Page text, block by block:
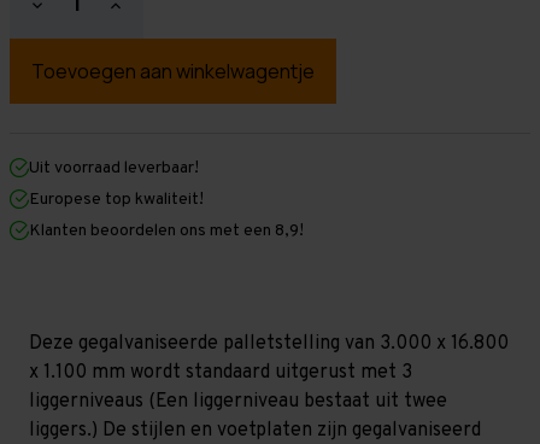
Hoeveelheid
verlagen
Palletstelling
mm
mm
x
1.100
mm
-
Zwaar
-
T100
Hoeveelheid
verhogen
Palletstelling
mm
mm
1.100
mm
-
Zwaar
-
T100
Uit voorraad leverbaar!
Europese top kwaliteit!
Klanten beoordelen ons met een 8,9!
Deze gegalvaniseerde palletstelling van 3.000 x 16.800
x 1.100 mm wordt standaard uitgerust met 3
liggerniveaus (Een liggerniveau bestaat uit twee
liggers.) De stijlen en voetplaten zijn gegalvaniseerd